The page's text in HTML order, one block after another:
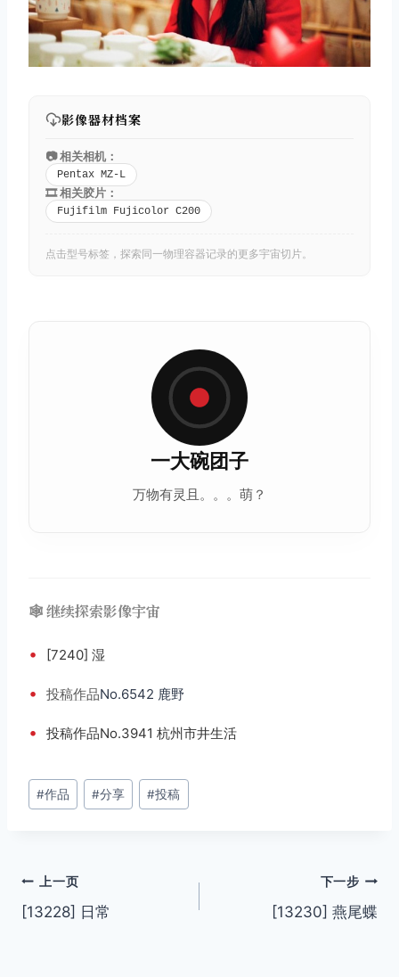
影像器材档案
📷 相关相机：
Pentax MZ-L
🎞️ 相关胶片：
Fujifilm Fujicolor C200
点击型号标签，探索同一物理容器记录的更多宇宙切片。
一大碗团子
万物有灵且。。。萌？
🕸️ 继续探索影像宇宙
• [7240] 湿
• 投稿作品No.6542 鹿野
• 投稿作品No.3941 杭州市井生活
文
章
#作品 #分享 #投稿
文
章
上一页
[13228] 日常
下一步
[13230] 燕尾蝶